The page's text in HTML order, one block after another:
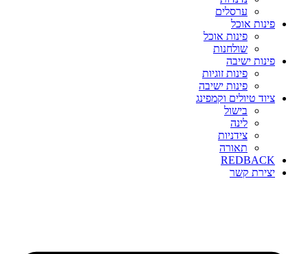
ערסלים
פינות אוכל
פינות אוכל
שולחנות
פינות ישיבה
פינות זוגיות
פינות ישיבה
ציוד טיולים וקמפינג
בישול
לינה
צידניות
תאורה
REDBACK
יצירת קשר